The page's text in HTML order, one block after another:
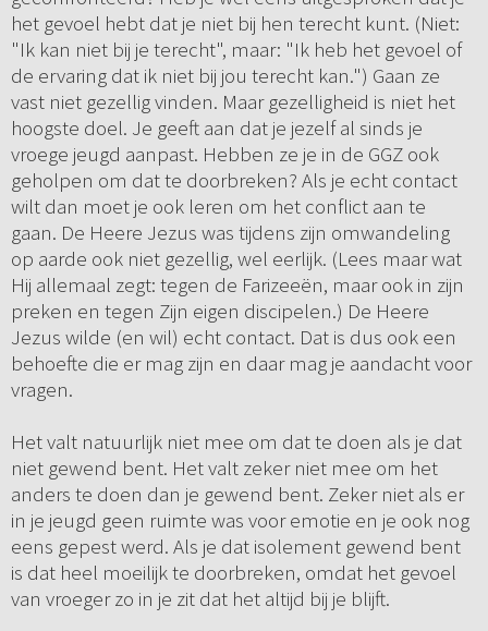
het gevoel hebt dat je niet bij hen terecht kunt. (Niet:
"Ik kan niet bij je terecht", maar: "Ik heb het gevoel of
de ervaring dat ik niet bij jou terecht kan.") Gaan ze
vast niet gezellig vinden. Maar gezelligheid is niet het
hoogste doel. Je geeft aan dat je jezelf al sinds je
vroege jeugd aanpast. Hebben ze je in de GGZ ook
geholpen om dat te doorbreken? Als je echt contact
wilt dan moet je ook leren om het conflict aan te
gaan. De Heere Jezus was tijdens zijn omwandeling
op aarde ook niet gezellig, wel eerlijk. (Lees maar wat
Hij allemaal zegt: tegen de Farizeeën, maar ook in zijn
preken en tegen Zijn eigen discipelen.) De Heere
Jezus wilde (en wil) echt contact. Dat is dus ook een
behoefte die er mag zijn en daar mag je aandacht voor
vragen.
Het valt natuurlijk niet mee om dat te doen als je dat
niet gewend bent. Het valt zeker niet mee om het
anders te doen dan je gewend bent. Zeker niet als er
in je jeugd geen ruimte was voor emotie en je ook nog
eens gepest werd. Als je dat isolement gewend bent
is dat heel moeilijk te doorbreken, omdat het gevoel
van vroeger zo in je zit dat het altijd bij je blijft.